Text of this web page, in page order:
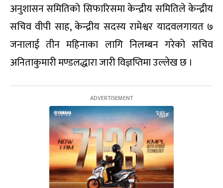
अनुशासन समितिको सिफारिसमा केन्द्रीय समितिले केन्द्रीय
सचिव वीपी साह, केन्द्रीय सदस्य रामेश्वर यादवलगायत ७
जनालाई तीन महिनाका लागि निलम्बन गरेको सचिव
अनिताकुमारी मण्डलद्धारा जारी विज्ञप्तिमा उल्लेख छ ।